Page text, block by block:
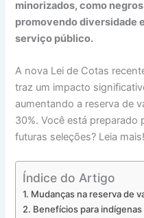
minorizados, como
promovendo diversidade
serviço público.
A nova Lei de Cotas
traz um impacto
aumentando a reserva de
30%. Você está preparado
futuras seleções? Leia mais!
Índice do Artigo
Mudanças na reserva de
Benefícios para